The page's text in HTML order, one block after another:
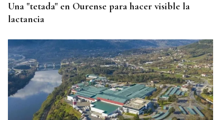
Una "tetada" en Ourense para hacer visible la
lactancia